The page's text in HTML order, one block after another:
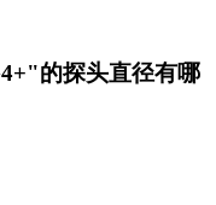
的探头直径有哪